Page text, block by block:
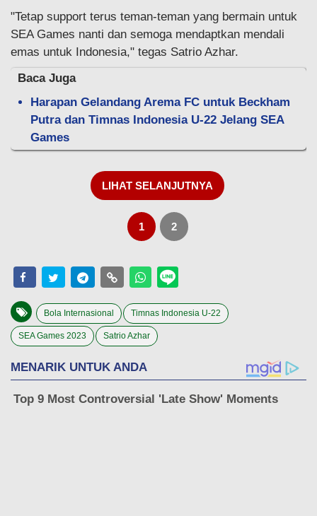
"Tetap support terus teman-teman yang bermain untuk
SEA Games nanti dan semoga mendaptkan mendali
emas untuk Indonesia," tegas Satrio Azhar.
Baca Juga
Harapan Gelandang Arema FC untuk Beckham
Putra dan Timnas Indonesia U-22 Jelang SEA
Games
LIHAT SELANJUTNYA
1 2
Bola Internasional Timnas Indonesia U-22
SEA Games 2023 Satrio Azhar